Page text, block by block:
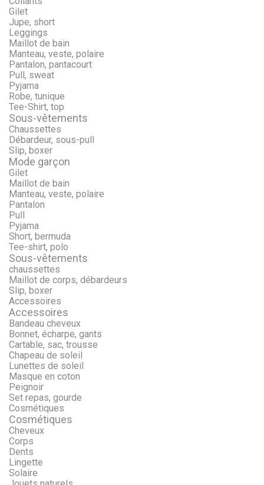
Gilet
Jupe, short
Leggings
Maillot de bain
Manteau, veste, polaire
Pantalon, pantacourt
Pull, sweat
Pyjama
Robe, tunique
Tee-Shirt, top
Sous-vêtements
Chaussettes
Débardeur, sous-pull
Slip, boxer
Mode garçon
Gilet
Maillot de bain
Manteau, veste, polaire
Pantalon
Pull
Pyjama
Short, bermuda
Tee-shirt, polo
Sous-vêtements
chaussettes
Maillot de corps, débardeurs
Slip, boxer
Accessoires
Accessoires
Bandeau cheveux
Bonnet, écharpe, gants
Cartable, sac, trousse
Chapeau de soleil
Lunettes de soleil
Masque en coton
Peignoir
Set repas, gourde
Cosmétiques
Cosmétiques
Cheveux
Corps
Dents
Lingette
Solaire